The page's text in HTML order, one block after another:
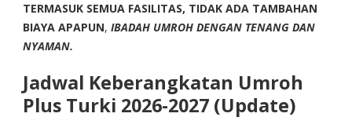
TERMASUK SEMUA FASILITAS, TIDAK ADA TAMBAHAN
BIAYA APAPUN, IBADAH UMROH DENGAN TENANG DAN
NYAMAN.
Jadwal Keberangkatan Umroh
Plus Turki 2026-2027 (Update)